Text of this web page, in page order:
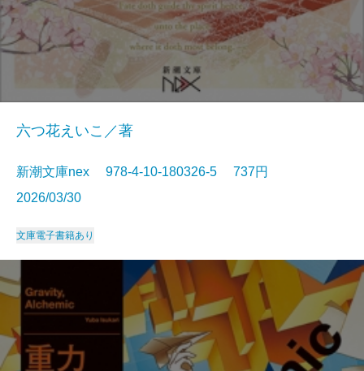
六つ花えいこ／著
新潮文庫nex 978-4-10-180326-5 737円
2026/03/30
文庫電子書籍あり